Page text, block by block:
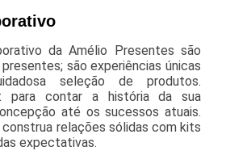
da Amélio Presentes são
são experiências únicas
seleção de produtos.
para contar a história da sua
até os sucessos atuais.
relações sólidas com kits
expectativas.